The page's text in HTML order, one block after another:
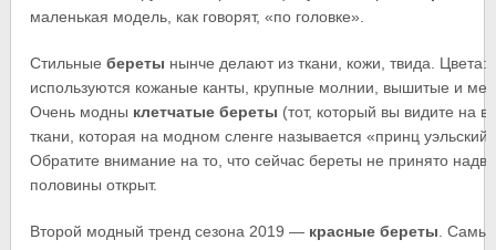
маленькая модель, как говорят, «по головке».
Стильныебереты нынче делают из ткани, кожи, твида.
используются кожаные канты, крупные молнии, вышитые и
Очень модны клетчатые береты (тот, который вы видите на
ткани, которая на модном сленге называется «принц
Обратите внимание на то, что сейчас береты не принято
половины открыт.
Второй модный тренд сезона 2019 — красные береты .